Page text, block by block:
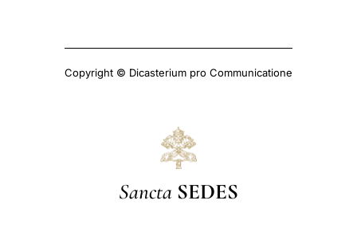
Copyright © Dicasterium pro Communicatione
Sancta SEDES